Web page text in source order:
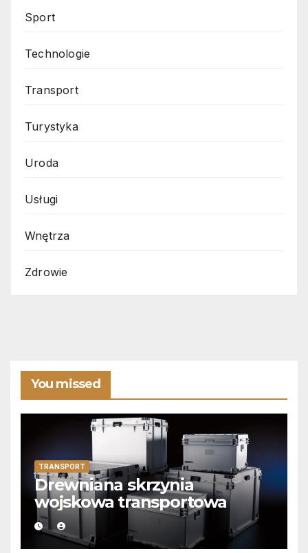
Sport
Technologie
Transport
Turystyka
Uroda
Usługi
Wnętrza
Zdrowie
You missed
TRANSPORT
Drewniana skrzynia
wojskowa transportowa